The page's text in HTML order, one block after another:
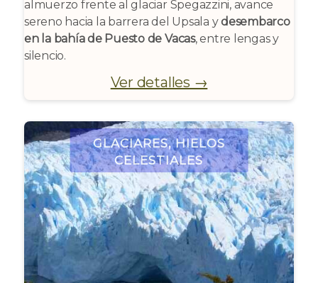
almuerzo frente al glaciar Spegazzini, avance
sereno hacia la barrera del Upsala y desembarco
en la bahía de Puesto de Vacas, entre lengas y
silencio.
Ver detalles →
Glaciares, hielos
celestiales